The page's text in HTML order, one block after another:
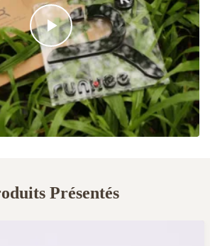
Présentés